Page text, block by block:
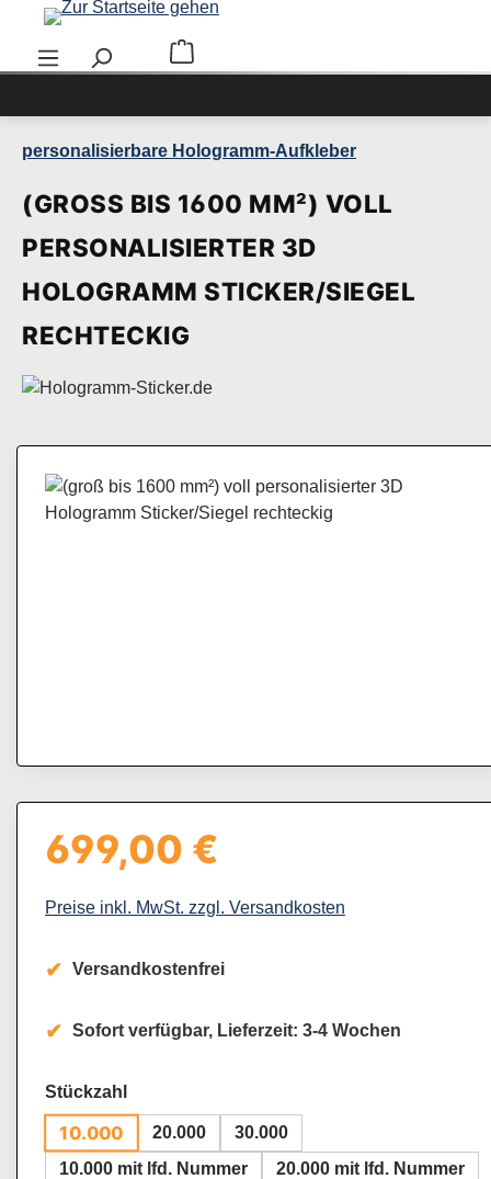
Zum Hauptinhalt springen
Warenkorb enthält 0 Positionen. Der
personalisierbare Hologramm-Aufkleber
(GROSS BIS 1600 MM²) VOLL P
ERSONALISIERTER 3D H
OLOGRAMM STICKER/SIEGEL R
ECHTECKIG
Bildergalerie überspringen
Regulärer Preis:
699,00 €
Preise inkl. MwSt. zzgl. Versandkosten
Versandkostenfrei
Sofort verfügbar, Lieferzeit: 3-4 Wochen
Stückzahl auswählen
10.000 20.000
30.000
10.000 mit lfd. Nummer
20.000 mit lfd. Nummer